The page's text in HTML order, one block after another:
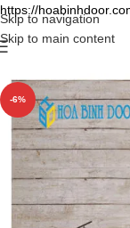
https://
Skip to navigation
Skip to main content
-6%